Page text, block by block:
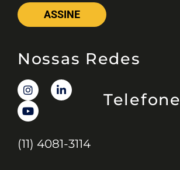
ASSINE
Nossas Redes
Telefone
(11) 4081-3114